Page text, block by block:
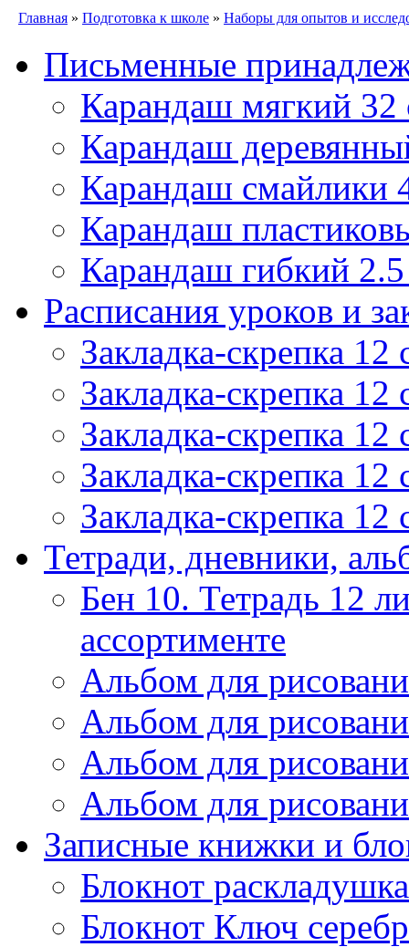
Главная » Подготовка к школе » Наборы для опытов и
Письменные
Карандаш мягкий 32
Карандаш
Карандаш
Карандаш
Карандаш гибкий
Расписания уроков и
Закладка-скрепка
Закладка-скрепка
Закладка-скрепка
Закладка-скрепка
Закладка-скрепка
Тетради, дневники,
Бен 10. Тетрадь 12
ассортименте
Альбом для
Альбом для
Альбом для
Альбом для
Записные книжки и
Блокнот
Блокнот Ключ